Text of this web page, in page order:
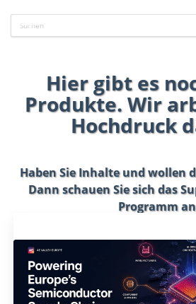
Hier gibt es
Produkte. Wir
Hochdruck
Haben Sie Inhalte und wollen
Dann schauen Sie sich das
Programm